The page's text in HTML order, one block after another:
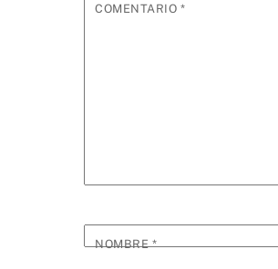
COMENTARIO *
NOMBRE*